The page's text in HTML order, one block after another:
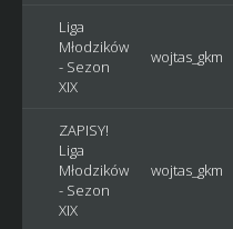
Liga
Młodzików
- Sezon
XIX
wojtas_gkm
ZAPISY!
Liga
Młodzików
- Sezon
XIX
wojtas_gkm